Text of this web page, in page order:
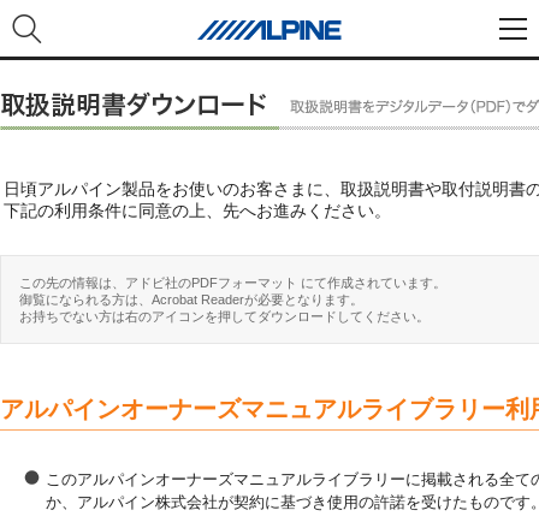
日頃アルパイン製品をお使いのお客さまに、取扱説明書や取付説明書
下記の利用条件に同意の上、先へお進みください。
この先の情報は、アドビ社のPDFフォーマット にて作成されています。
御覧になられる方は、Acrobat Readerが必要となります。
お持ちでない方は右のアイコンを押してダウンロードしてください。
アルパインオーナーズマニュアルライブラリー利
このアルパインオーナーズマニュアルライブラリーに掲載される全
か、アルパイン株式会社が契約に基づき使用の許諾を受けたもので